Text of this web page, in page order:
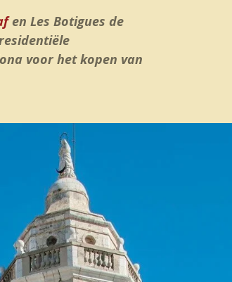
en Les Botigues de
voor het kopen van